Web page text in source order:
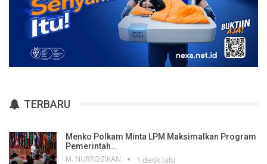
TERBARU
Menko Polkam Minta LPM Maksimalkan Program
Pemerintah…
M. NURROZIKAN 1 detik lalu